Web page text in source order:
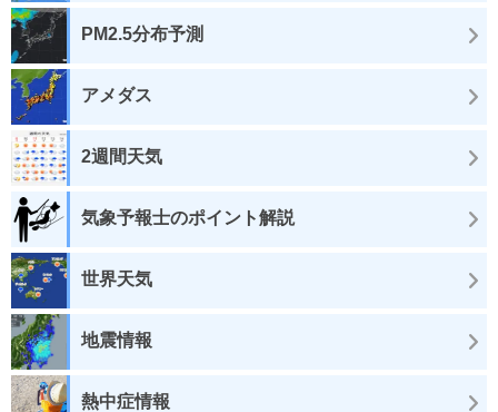
PM2.5分布予測
アメダス
2週間天気
気象予報士のポイント解説
世界天気
地震情報
熱中症情報